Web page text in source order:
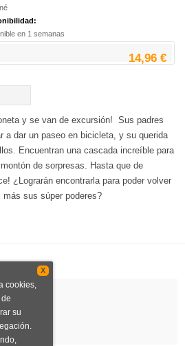
en 1 semanas
14,96 €
y se van de excursión! Sus padres
a dar un paseo en bicicleta, y su querida
Encuentran una cascada increíble para
de sorpresas. Hasta que de
¿Lograrán encontrarla para poder volver
sus súper poderes?
X
cookies,
su